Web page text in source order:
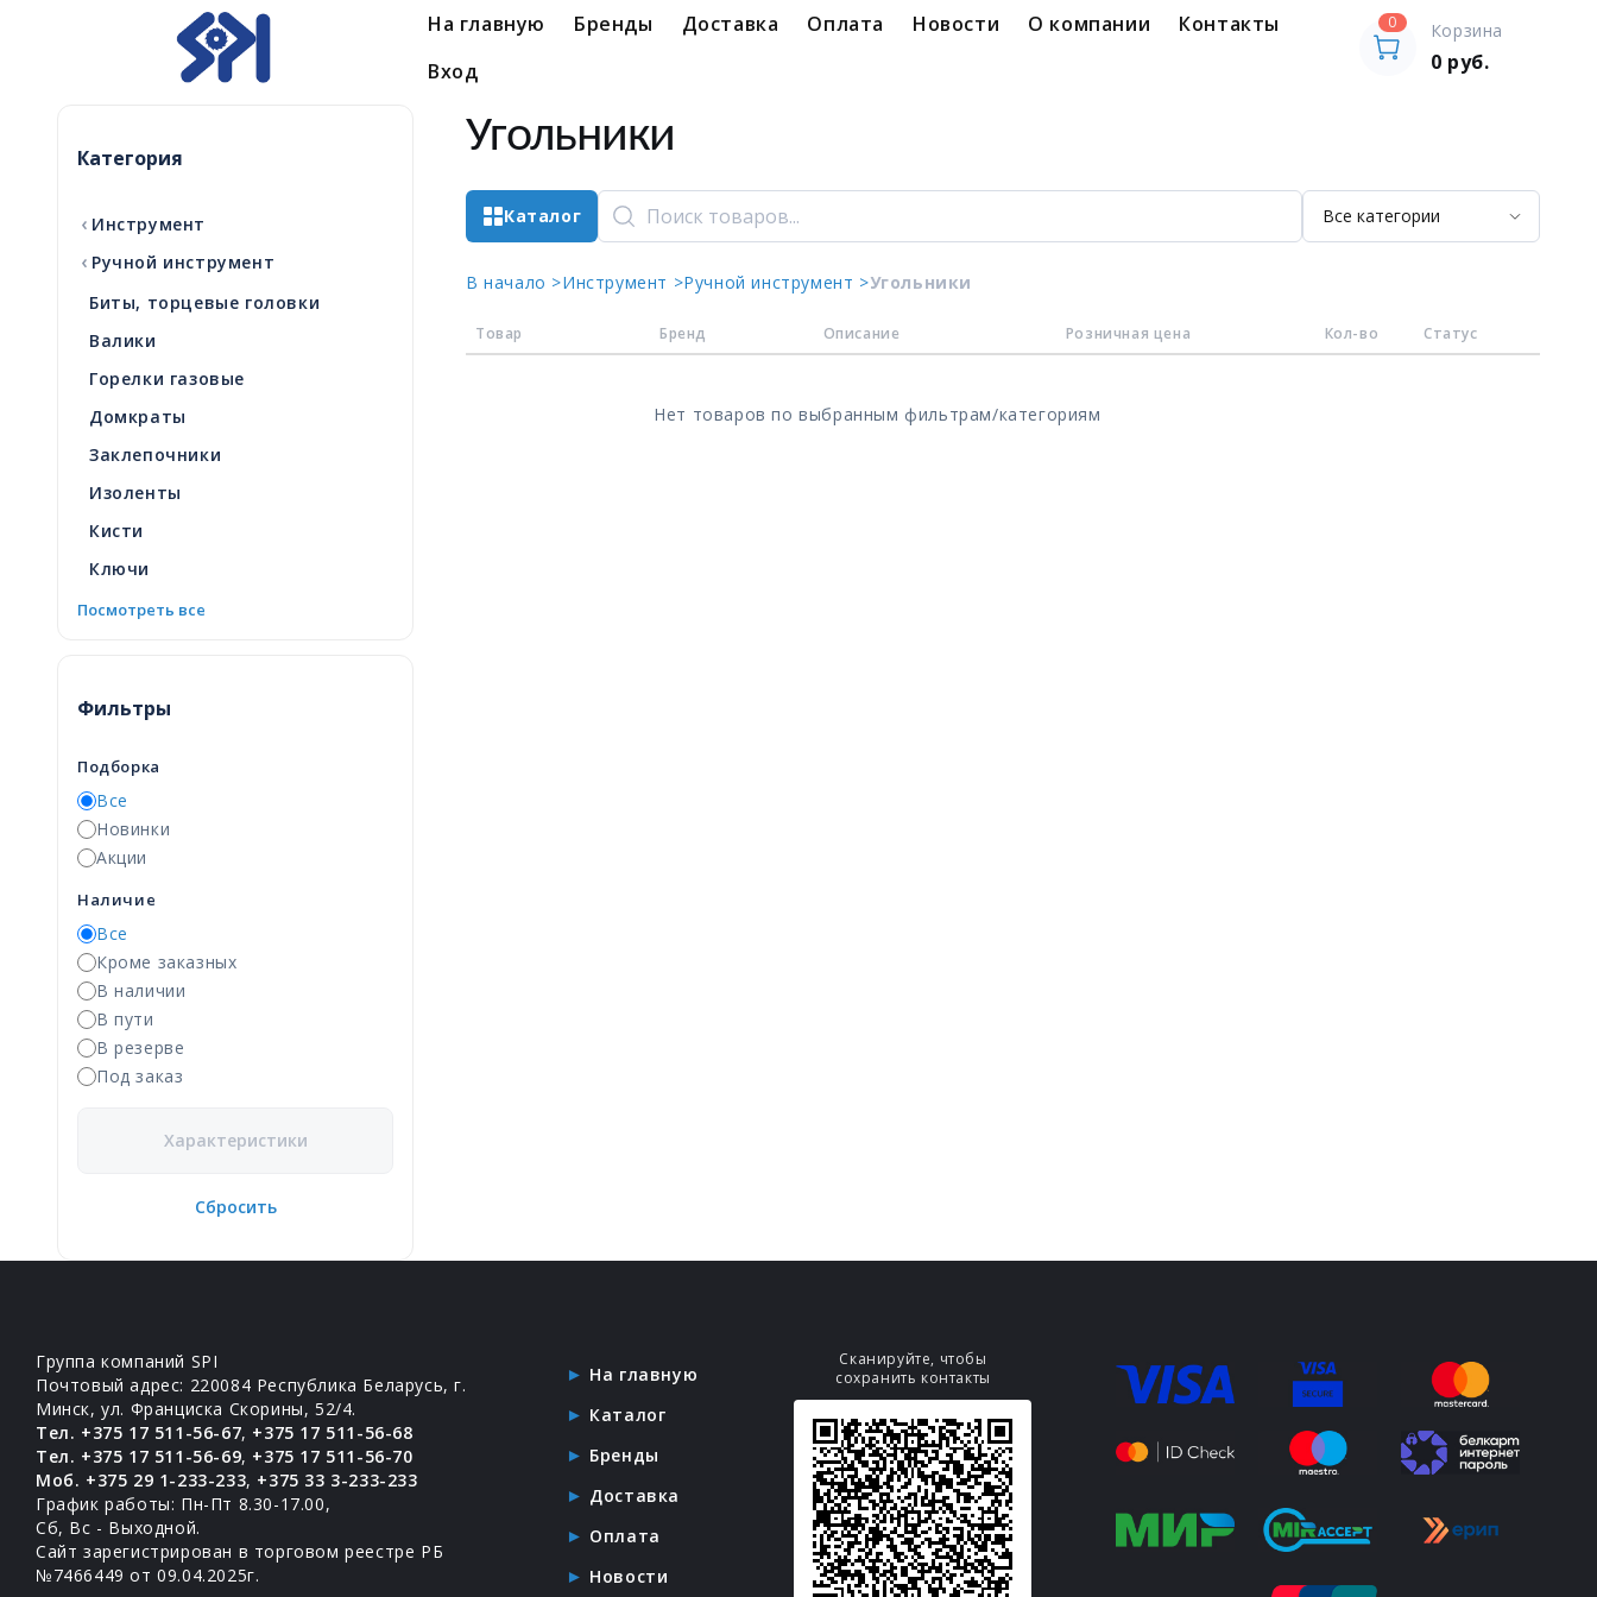
На главную Бренды Доставка Оплата Новости О компании
Контакты
Вход
0 Корзина
0 руб.
Категория
‹ Инструмент
‹ Ручной инструмент
Биты, торцевые головки
Валики
Горелки газовые
Домкраты
Заклепочники
Изоленты
Кисти
Ключи
Посмотреть все
Фильтры
Подборка
Все
Новинки
Акции
Наличие
Все
Кроме заказных
В наличии
В пути
В резерве
Под заказ
Характеристики
Сбросить
Угольники
Каталог
В начало >Инструмент >Ручной инструмент >Угольники
Товар Бренд Описание Розничная цена Кол-во Статус
Нет товаров по выбранным фильтрам/категориям
Группа компаний SPI
Почтовый адрес: 220084 Республика Беларусь, г.
Минск, ул. Франциска Скорины, 52/4.
Тел. +375 17 511-56-67, +375 17 511-56-68
Тел. +375 17 511-56-69, +375 17 511-56-70
Моб. +375 29 1-233-233, +375 33 3-233-233
График работы: Пн-Пт 8.30-17.00,
Сб, Вс - Выходной.
Сайт зарегистрирован в торговом реестре РБ
№7466449 от 09.04.2025г.
На главную
Каталог
Бренды
Доставка
Оплата
Новости
Сканируйте, чтобы
сохранить контакты